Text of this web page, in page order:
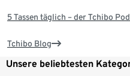
5 Tassen täglich – der Tchibo
Tchibo Blog
Unsere beliebtesten